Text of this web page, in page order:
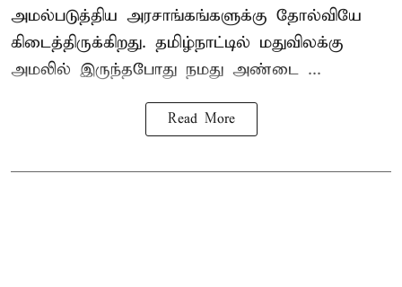
அமல்படுத்திய அரசாங்கங்களுக்கு தோல்வியே
கிடைத்திருக்கிறது. தமிழ்நாட்டில் மதுவிலக்கு
அமலில் இருந்தபோது நமது அண்டை ...
Read More